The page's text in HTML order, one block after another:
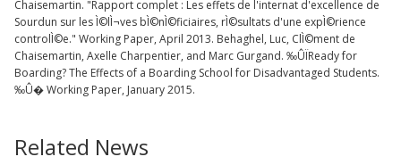
Chaisemartin. "Rapport complet : Les effets de l'internat d'excellence de
Sourdun sur les Ì©lÌ¬ves bÌ©nÌ©ficiaires, rÌ©sultats d'une expÌ©rience
controlÌ©e." Working Paper, April 2013. Behaghel, Luc, ClÌ©ment de
Chaisemartin, Axelle Charpentier, and Marc Gurgand. ‰ÛÏReady for
Boarding? The Effects of a Boarding School for Disadvantaged Students.
‰Û� Working Paper, January 2015.
Related News